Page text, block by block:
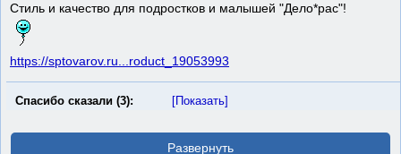
Стиль и качество для подростков и малышей "Дело*рас"!
https://sptovarov.ru...roduct_19053993
Спасибо сказали (3): [Показать]